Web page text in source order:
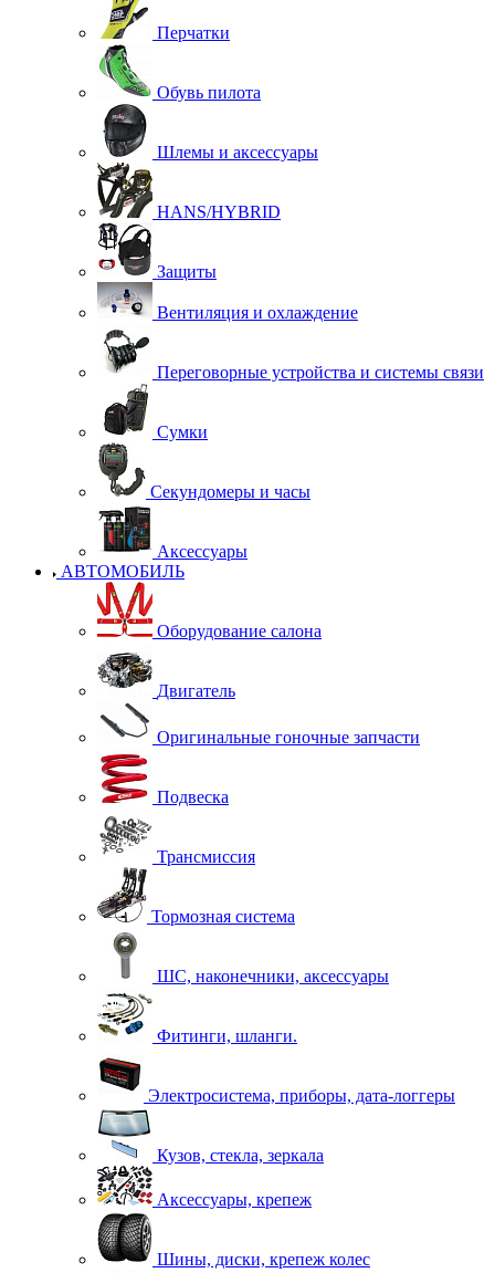
Перчатки
Обувь пилота
Шлемы и аксессуары
HANS/HYBRID
Защиты
Вентиляция и охлаждение
Переговорные устройства и системы связи
Сумки
Секундомеры и часы
Аксессуары
АВТОМОБИЛЬ
Оборудование салона
Двигатель
Оригинальные гоночные запчасти
Подвеска
Трансмиссия
Тормозная система
ШС, наконечники, аксессуары
Фитинги, шланги.
Электросистема, приборы, дата-логгеры
Кузов, стекла, зеркала
Аксессуары, крепеж
Шины, диски, крепеж колес